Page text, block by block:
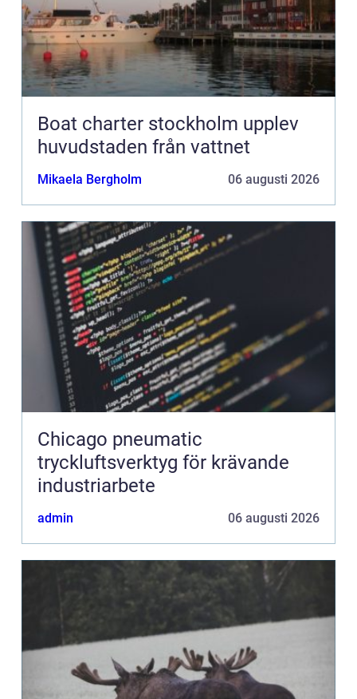
Boat charter stockholm upplev
huvudstaden från vattnet
Mikaela Bergholm 06 augusti 2026
Chicago pneumatic
tryckluftsverktyg för krävande
industriarbete
admin 06 augusti 2026